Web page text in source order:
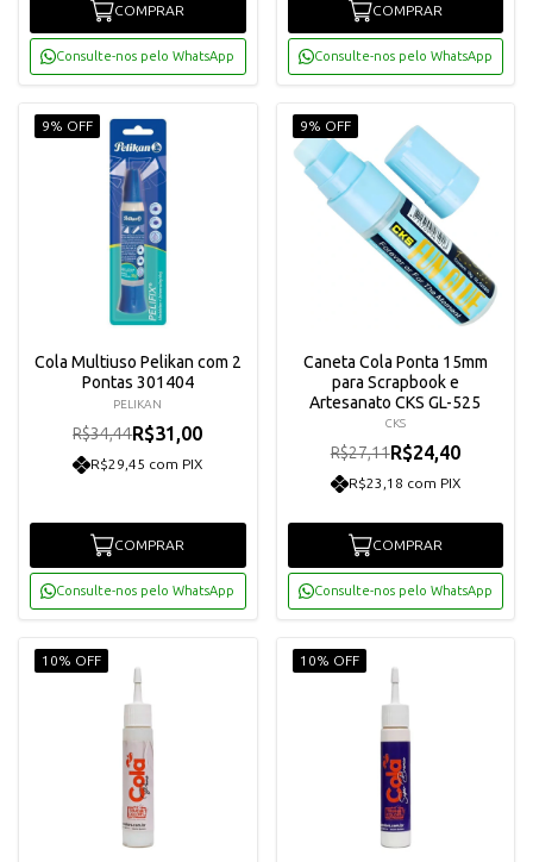
COMPRAR
Consulte-nos pelo WhatsApp
COMPRAR
Consulte-nos pelo WhatsApp
9% OFF
Cola Multiuso Pelikan com 2
Pontas 301404
PELIKAN
R$34,44R$31,00
R$29,45 com PIX
COMPRAR
Consulte-nos pelo WhatsApp
9% OFF
Caneta Cola Ponta 15mm
para Scrapbook e
Artesanato CKS GL-525
CKS
R$27,11R$24,40
R$23,18 com PIX
COMPRAR
Consulte-nos pelo WhatsApp
10% OFF 10% OFF